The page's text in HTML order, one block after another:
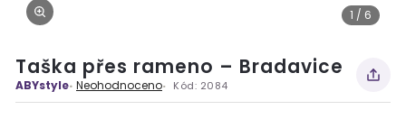
1 / 6
Taška přes rameno – Bradavice
ABYstyle Neohodnoceno Kód: 2084